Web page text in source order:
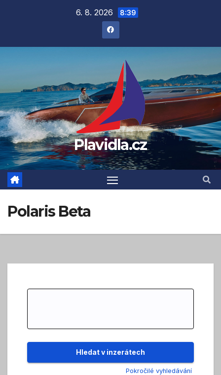
6. 8. 2026 8:39
Plavidla.cz
Polaris Beta
Pokročilé vyhledávání